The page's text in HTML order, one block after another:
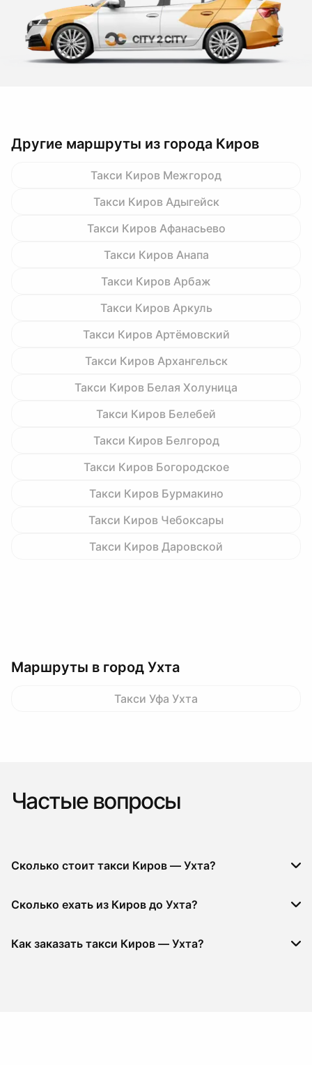
Другие маршруты из города Киров
Такси Киров Межгород
Такси Киров Адыгейск
Такси Киров Афанасьево
Такси Киров Анапа
Такси Киров Арбаж
Такси Киров Аркуль
Такси Киров Артёмовский
Такси Киров Архангельск
Такси Киров Белая Холуница
Такси Киров Белебей
Такси Киров Белгород
Такси Киров Богородское
Такси Киров Бурмакино
Такси Киров Чебоксары
Такси Киров Даровской
Маршруты в город Ухта
Такси Уфа Ухта
Частые вопросы
Сколько стоит такси Киров — Ухта?
Сколько ехать из Киров до Ухта?
Как заказать такси Киров — Ухта?